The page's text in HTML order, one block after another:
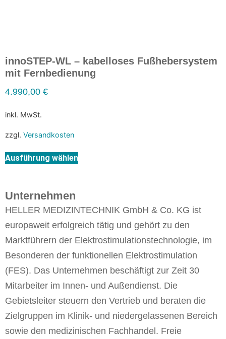
innoSTEP-WL – kabelloses Fußhebersystem
mit Fernbedienung
4.990,00 €
inkl. MwSt.
zzgl. Versandkosten
Ausführung wählen
Unternehmen
HELLER MEDIZINTECHNIK GmbH & Co. KG ist
europaweit erfolgreich tätig und gehört zu den
Marktführern der Elektrostimulationstechnologie, im
Besonderen der funktionellen Elektrostimulation
(FES). Das Unternehmen beschäftigt zur Zeit 30
Mitarbeiter im Innen- und Außendienst. Die
Gebietsleiter steuern den Vertrieb und beraten die
Zielgruppen im Klinik- und niedergelassenen Bereich
sowie den medizinischen Fachhandel. Freie